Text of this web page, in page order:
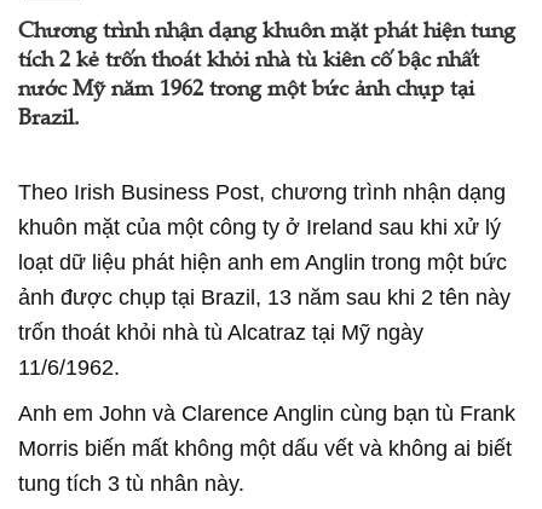
Chương trình nhận dạng khuôn mặt phát hiện tung
tích 2 kẻ trốn thoát khỏi nhà tù kiên cố bậc nhất
nước Mỹ năm 1962 trong một bức ảnh chụp tại
Brazil.
Theo Irish Business Post, chương trình nhận dạng
khuôn mặt của một công ty ở Ireland sau khi xử lý
loạt dữ liệu phát hiện anh em Anglin trong một bức
ảnh được chụp tại Brazil, 13 năm sau khi 2 tên này
trốn thoát khỏi nhà tù Alcatraz tại Mỹ ngày
11/6/1962.
Anh em John và Clarence Anglin cùng bạn tù Frank
Morris biến mất không một dấu vết và không ai biết
tung tích 3 tù nhân này.